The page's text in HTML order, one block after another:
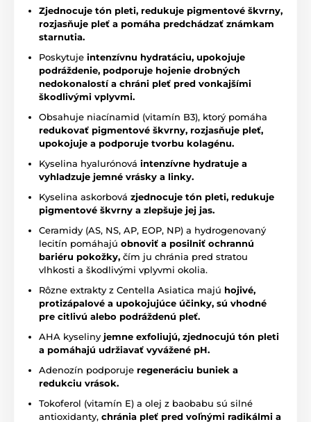
Zjednocuje tón pleti, redukuje pigmentové škvrny,
rozjasňuje pleť a pomáha predchádzať známkam
starnutia.
Poskytuje intenzívnu hydratáciu, upokojuje
podráždenie, podporuje hojenie drobných
nedokonalostí a chráni pleť pred vonkajšími
škodlivými vplyvmi.
Obsahuje niacínamid (vitamín B3), ktorý pomáha
redukovať pigmentové škvrny, rozjasňuje pleť,
upokojuje a podporuje tvorbu kolagénu.
Kyselina hyalurónová intenzívne hydratuje a
vyhladzuje jemné vrásky a linky.
Kyselina askorbová zjednocuje tón pleti, redukuje
pigmentové škvrny a zlepšuje jej jas.
Ceramidy (AS, NS, AP, EOP, NP) a hydrogenovaný
lecitín pomáhajú obnoviť a posilniť ochrannú
bariéru pokožky, čím ju chránia pred stratou
vlhkosti a škodlivými vplyvmi okolia.
Rôzne extrakty z Centella Asiatica majú hojivé,
protizápalové a upokojujúce účinky, sú vhodné
pre citlivú alebo podráždenú pleť.
AHA kyseliny jemne exfoliujú, zjednocujú tón pleti
a pomáhajú udržiavať vyvážené pH.
Adenozín podporuje regeneráciu buniek a
redukciu vrások.
Tokoferol (vitamín E) a olej z baobabu sú silné
antioxidanty, chránia pleť pred voľnými radikálmi a